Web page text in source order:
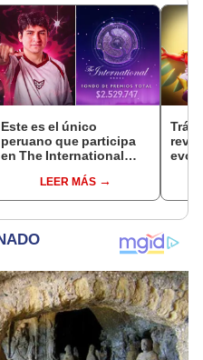
Este es el único
peruano que participa
en The International
equipo Heroic
LEER MÁS